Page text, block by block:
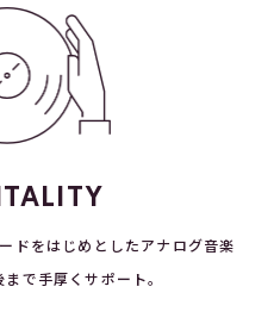
ドをはじめとしたアナログ音楽
で手厚くサポート。